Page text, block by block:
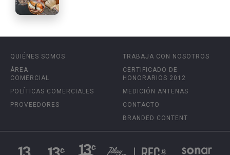
QUIÉNES SOMOS
ÁREA
COMERCIAL
POLÍTICAS COMERCIALES
PROVEEDORES
TRABAJA CON NOSOTROS
CERTIFICADO DE
HONORARIOS 2012
MEDICIÓN ANTENAS
CONTACTO
BRANDED CONTENT